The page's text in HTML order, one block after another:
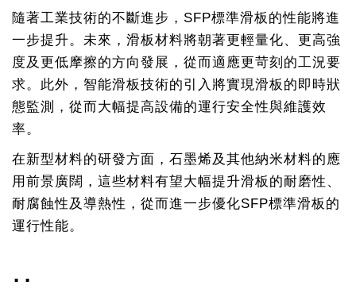
隨著工業技術的不斷進步，SFP標準滑板的性能將進
一步提升。未來，滑板材料將朝著更輕量化、更高強
度及更低摩擦的方向發展，從而適應更苛刻的工況要
求。此外，智能滑板技術的引入將實現滑板的即時狀
態監測，從而大幅提高設備的運行安全性與維護效
率。
在新型材料的研發方面，石墨烯及其他納米材料的應
用前景廣闊，這些材料有望大幅提升滑板的耐磨性、
耐腐蝕性及導熱性，從而進一步優化SFP標準滑板的
運行性能。
..